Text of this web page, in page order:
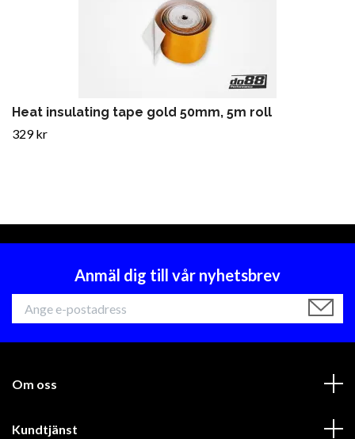
Heat insulating tape gold 50mm, 5m roll
329 kr
Anmäl dig till vår nyhetsbrev
Om oss
Kundtjänst